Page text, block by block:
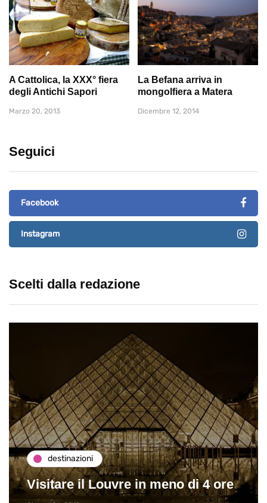
A Cattolica, la XXX° fiera
degli Antichi Sapori
Marzo 20, 2013
La Befana arriva in
mongolfiera a Matera
Dicembre 12, 2014
Seguici
Facebook
Instagram
Scelti dalla redazione
destinazioni
Visitare il Louvre in meno di 4 ore